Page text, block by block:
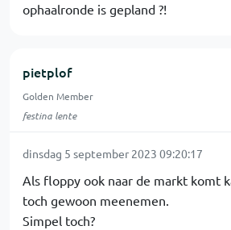
ophaalronde is gepland ?!
pietplof
Golden Member
festina lente
dinsdag 5 september 2023 09:20:17
Als floppy ook naar de markt komt
toch gewoon meenemen.
Simpel toch?